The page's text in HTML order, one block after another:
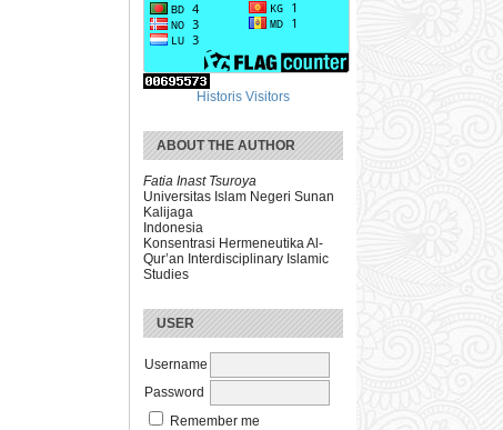
Historis Visitors
ABOUT THE AUTHOR
Fatia Inast Tsuroya
Universitas Islam Negeri Sunan
Kalijaga
Indonesia
Konsentrasi Hermeneutika Al-
Qur’an Interdisciplinary Islamic
Studies
USER
Username
Password
Remember me